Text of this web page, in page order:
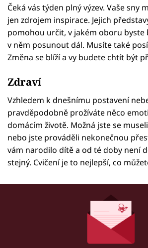
Čeká vás týden plný výzev. Vaše sny
jen zdrojem inspirace. Jejich
pomohou určit, v jakém oboru byste
v něm posunout dál. Musíte také
Změna se blíží a vy budete chtít být
Zdraví
Vzhledem k dnešnímu postavení
pravděpodobně prožíváte něco
domácím životě. Možná jste se
nebo jste prováděli nekonečnou
vám narodilo dítě a od té doby není
stejný. Cvičení je to nejlepší, co